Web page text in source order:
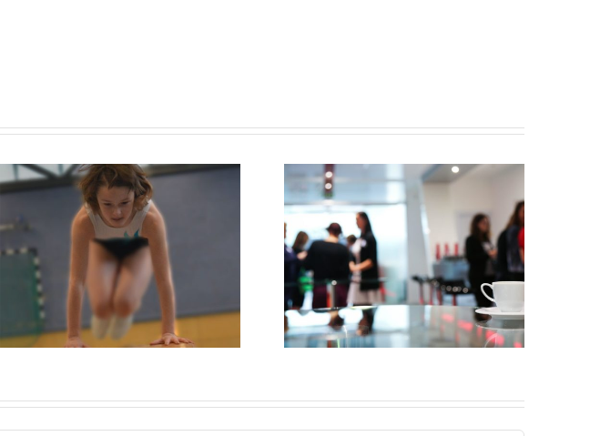
Rückblick
Demokratie-
Konferenz 2022
„Demokratie
leben!“ zu Gast
auf der IBO